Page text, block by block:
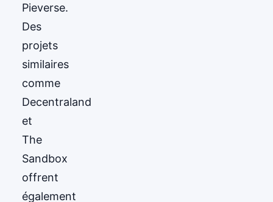
Pieverse.
Des
projets
similaires
comme
Decentraland
et
The
Sandbox
offrent
également